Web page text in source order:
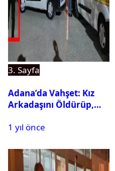
3. Sayfa
Adana’da Vahşet: Kız
Arkadaşını Öldürüp,
1 yıl önce